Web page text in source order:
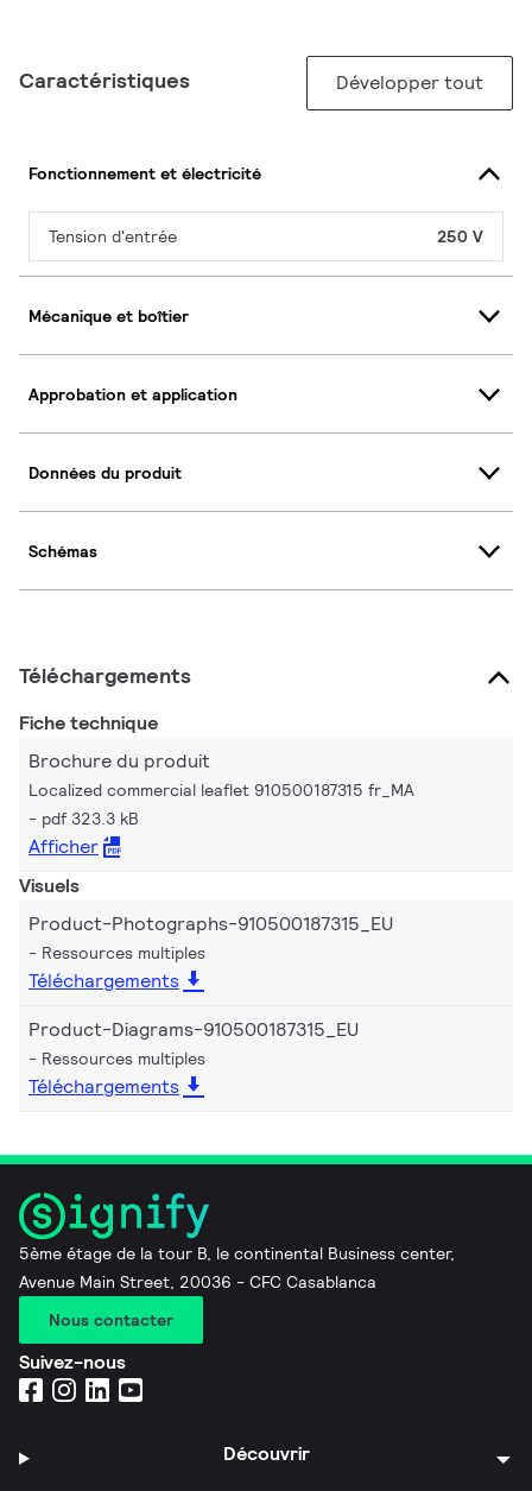
Caractéristiques Développer tout
Fonctionnement et électricité
Tension d'entrée 250 V
Mécanique et boîtier
Approbation et application
Données du produit
Schémas
Téléchargements
Fiche technique
Brochure du produit
Localized commercial leaflet 910500187315 fr_MA
pdf 323.3 kB
Afficher
Visuels
Product-Photographs-910500187315_EU
Ressources multiples
Téléchargements
Product-Diagrams-910500187315_EU
Ressources multiples
Téléchargements
5ème étage de la tour B, le continental Business center,
Avenue Main Street, 20036 - CFC Casablanca
Nous contacter
Suivez-nous
Découvrir